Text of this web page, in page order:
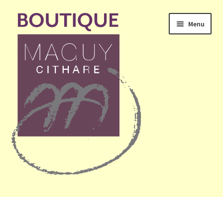
Aller
navigation
Aller
contenu
Menu